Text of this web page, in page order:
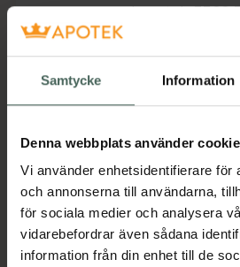
Samtycke Information
Denna webbplats använder
Vi använder enhetsidentifierare för
och annonserna till användarna,
för sociala medier och analysera
vidarebefordrar även sådana
information från din enhet till de
I apotek:
Köp via ditt
Beskrivning
Läs alltid bipacksedeln
användning.